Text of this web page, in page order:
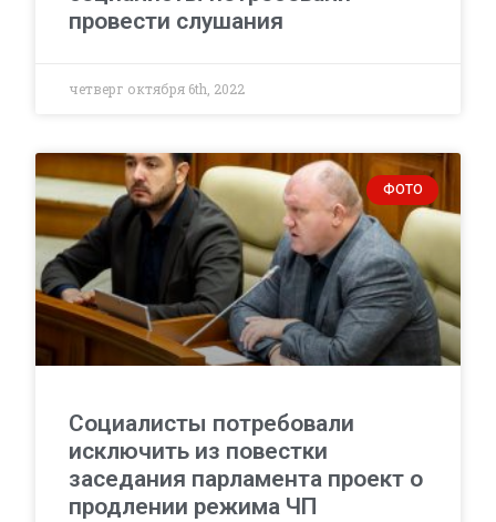
провести слушания
четверг октября 6th, 2022
ФОТО
Социалисты потребовали
исключить из повестки
заседания парламента проект о
продлении режима ЧП